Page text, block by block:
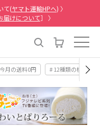
て(ヤマト運輸HPへ) 〉
届けについて］ 〉
月の送料0円 # 12種類の桃